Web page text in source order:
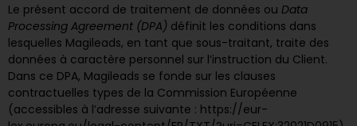
Le présent accord de traitement de données ou Data
Processing Agreement (DPA) définit les conditions dans
lesquelles Magileads, en tant que sous-traitant, traite des
données à caractère personnel sur l’instruction du Client.
Dans ce DPA, Magileads se fonde sur les clauses
contractuelles types de la Commission Européenne
(accessibles à l’adresse suivante : https://eur-